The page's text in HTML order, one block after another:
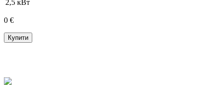
2,5 кВт
0 €
Купити